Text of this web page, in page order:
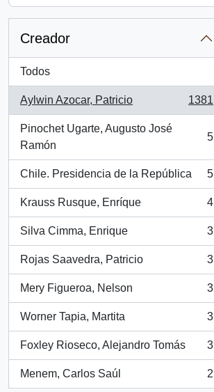
Creador
Todos
Aylwin Azocar, Patricio
, 1381 resultados
1381
Pinochet Ugarte, Augusto José
Ramón
, 5 resultados
5
Chile. Presidencia de la República
, 5 resultados
5
Krauss Rusque, Enríque
, 4 resultados
4
Silva Cimma, Enrique
, 3 resultados
3
Rojas Saavedra, Patricio
, 3 resultados
3
Mery Figueroa, Nelson
, 3 resultados
3
Worner Tapia, Martita
, 3 resultados
3
Foxley Rioseco, Alejandro Tomás
, 3 resultados
3
Menem, Carlos Saúl
, 2 resultados
2